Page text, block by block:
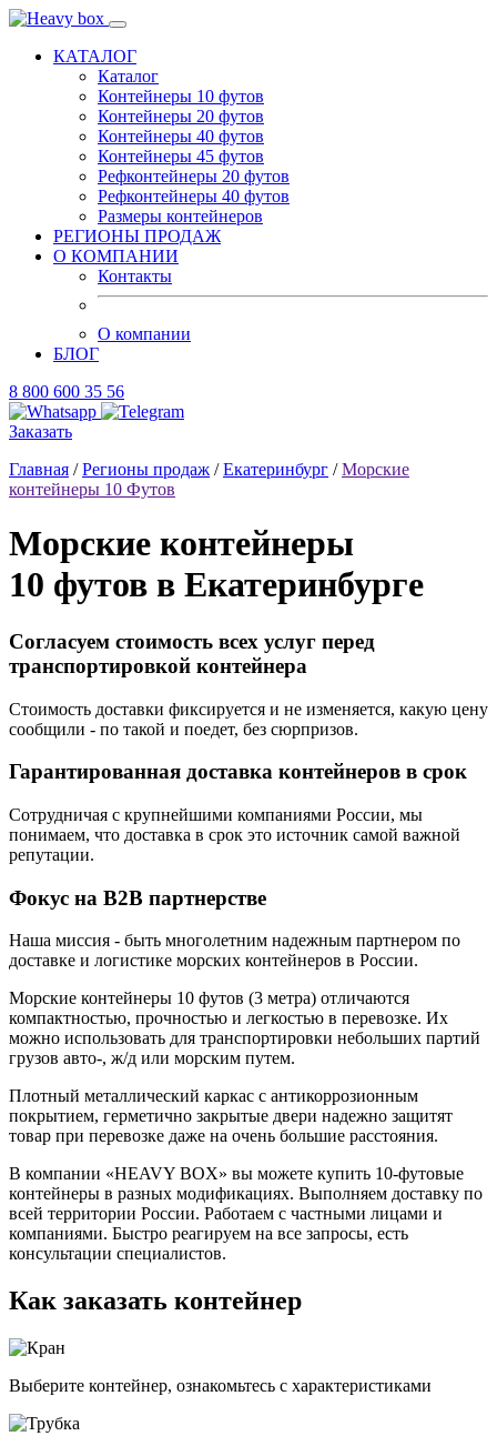
КАТАЛОГ
Каталог
Контейнеры 10 футов
Контейнеры 20 футов
Контейнеры 40 футов
Контейнеры 45 футов
Рефконтейнеры 20 футов
Рефконтейнеры 40 футов
Размеры контейнеров
РЕГИОНЫ ПРОДАЖ
О КОМПАНИИ
Контакты
О компании
БЛОГ
8 800 600 35 56
Заказать
Главная /Регионы продаж /Екатеринбург /Морские
контейнеры 10 Футов
Морские контейнеры
10 футов в Екатеринбурге
Согласуем стоимость всех услуг перед
транспортировкой контейнера
Стоимость доставки фиксируется и не изменяется, какую цену
сообщили - по такой и поедет, без сюрпризов.
Гарантированная доставка контейнеров в срок
Сотрудничая с крупнейшими компаниями России, мы
понимаем, что доставка в срок это источник самой важной
репутации.
Фокус на B2B партнерстве
Наша миссия - быть многолетним надежным партнером по
доставке и логистике морских контейнеров в России.
Морские контейнеры 10 футов (3 метра) отличаются
компактностью, прочностью и легкостью в перевозке. Их
можно использовать для транспортировки небольших партий
грузов авто-, ж/д или морским путем.
Плотный металлический каркас с антикоррозионным
покрытием, герметично закрытые двери надежно защитят
товар при перевозке даже на очень большие расстояния.
В компании «HEAVY BOX» вы можете купить 10-футовые
контейнеры в разных модификациях. Выполняем доставку по
всей территории России. Работаем с частными лицами и
компаниями. Быстро реагируем на все запросы, есть
консультации специалистов.
Как заказать контейнер
Выберите контейнер, ознакомьтесь с характеристиками